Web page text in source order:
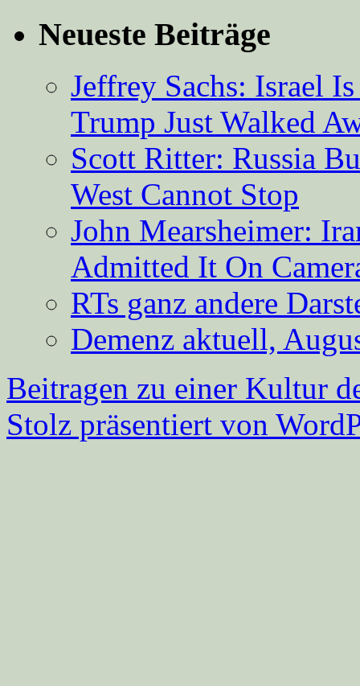
Neueste Beiträge
Jeffrey Sachs: Israel
Trump Just Walked
Scott Ritter: Russia
West Cannot Stop
John Mearsheimer:
Admitted It On
RTs ganz andere
Demenz aktuell,
Beitragen zu einer Kultur
Stolz präsentiert von